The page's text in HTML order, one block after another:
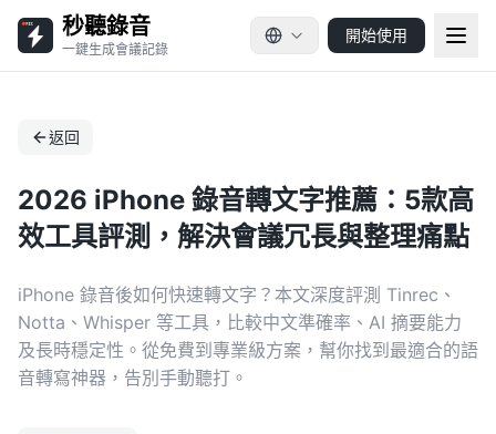
秒聽錄音
一鍵生成會議記錄
開始使用
返回
2026 iPhone 錄音轉文字推薦：5款高
效工具評測，解決會議冗長與整理痛點
iPhone 錄音後如何快速轉文字？本文深度評測 Tinrec、
Notta、Whisper 等工具，比較中文準確率、AI 摘要能力
及長時穩定性。從免費到專業級方案，幫你找到最適合的語
音轉寫神器，告別手動聽打。